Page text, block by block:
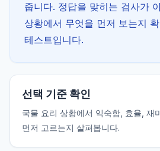
줍니다. 정답을 맞히는 검사가
상황에서 무엇을 먼저 보는지
테스트입니다.
선택 기준 확인
국물 요리 상황에서 익숙함, 효율, 재
먼저 고르는지 살펴봅니다.